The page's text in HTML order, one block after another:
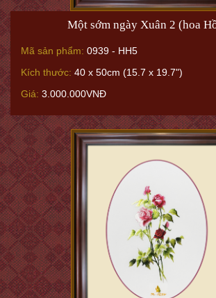
Hoa Hồng Tường Vy (H18)
Mã sản phẩm:XQ.0793
Kích thước: 35 x 40cm (13.8 x 15.7")
Giá:3.000.000VNĐ